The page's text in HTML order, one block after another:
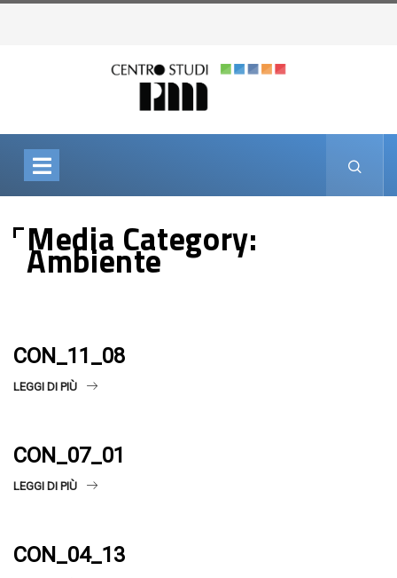
Media Category:
Ambiente
CON_11_08
LEGGI DI PIÙ
CON_07_01
LEGGI DI PIÙ
CON_04_13